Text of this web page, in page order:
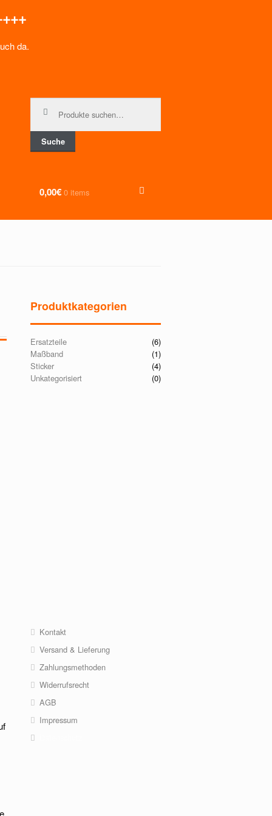
Suche
0,00€ 0 items
Produktkategorien
Ersatzteile
(6)
Maßband
(1)
Sticker
(4)
Unkategorisiert
(0)
Kontakt
Versand & Lieferung
Zahlungsmethoden
Widerrufsrecht
AGB
Impressum
da.